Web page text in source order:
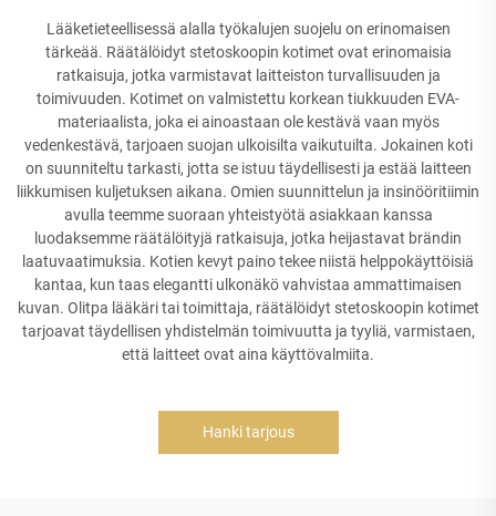
Lääketieteellisessä alalla työkalujen suojelu on erinomaisen
tärkeää. Räätälöidyt stetoskoopin kotimet ovat erinomaisia
ratkaisuja, jotka varmistavat laitteiston turvallisuuden ja
toimivuuden. Kotimet on valmistettu korkean tiukkuuden EVA-
materiaalista, joka ei ainoastaan ole kestävä vaan myös
vedenkestävä, tarjoaen suojan ulkoisilta vaikutuilta. Jokainen koti
on suunniteltu tarkasti, jotta se istuu täydellisesti ja estää laitteen
liikkumisen kuljetuksen aikana. Omien suunnittelun ja insinööritiimin
avulla teemme suoraan yhteistyötä asiakkaan kanssa
luodaksemme räätälöityjä ratkaisuja, jotka heijastavat brändin
laatuvaatimuksia. Kotien kevyt paino tekee niistä helppokäyttöisiä
kantaa, kun taas elegantti ulkonäkö vahvistaa ammattimaisen
kuvan. Olitpa lääkäri tai toimittaja, räätälöidyt stetoskoopin kotimet
tarjoavat täydellisen yhdistelmän toimivuutta ja tyyliä, varmistaen,
että laitteet ovat aina käyttövalmiita.
Hanki tarjous